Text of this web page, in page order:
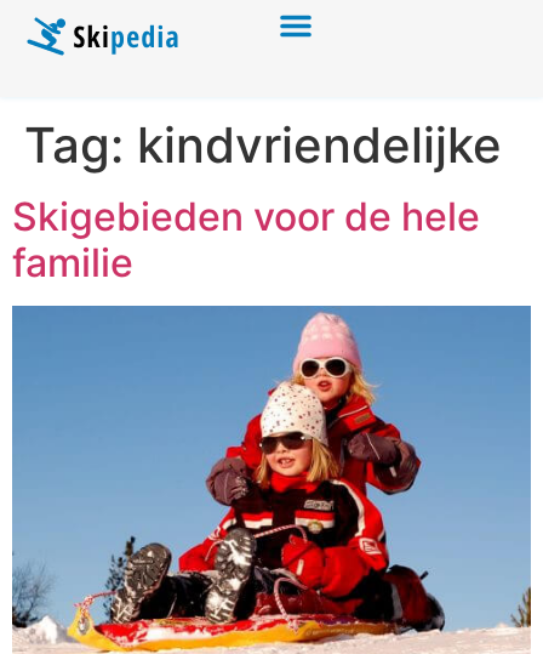
Tag: kindvriendelijke
Skigebieden voor de hele
familie